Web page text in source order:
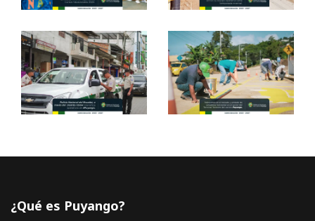
¿Qué es Puyango?